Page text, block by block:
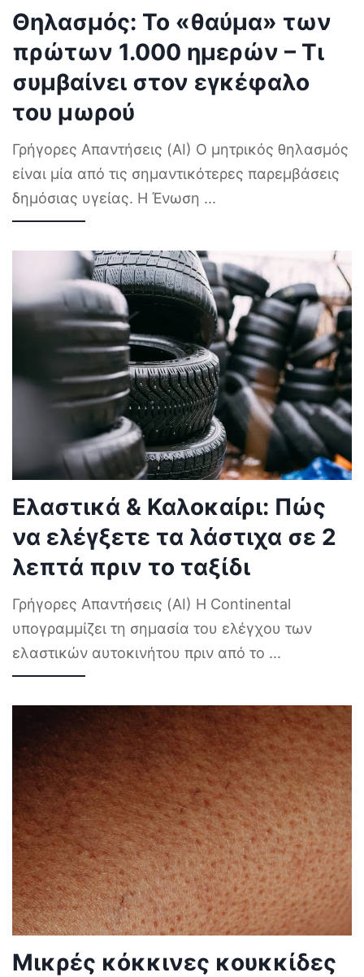
Θηλασμός: Το «θαύμα» των
πρώτων 1.000 ημερών – Τι
συμβαίνει στον εγκέφαλο
του μωρού
Γρήγορες Απαντήσεις (AI) Ο μητρικός θηλασμός
είναι μία από τις σημαντικότερες παρεμβάσεις
δημόσιας υγείας. Η Ένωση ...
Ελαστικά & Καλοκαίρι: Πώς
να ελέγξετε τα λάστιχα σε 2
λεπτά πριν το ταξίδι
Γρήγορες Απαντήσεις (AI) Η Continental
υπογραμμίζει τη σημασία του ελέγχου των
ελαστικών αυτοκινήτου πριν από το ...
Μικρές κόκκινες κουκκίδες